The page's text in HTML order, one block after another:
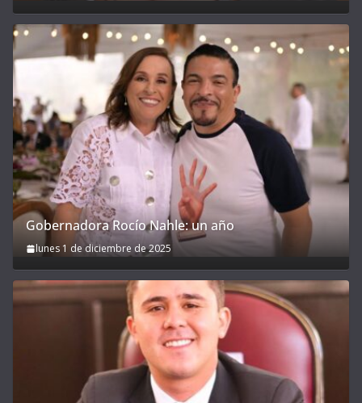
Gobernadora Rocío Nahle: un año
lunes 1 de diciembre de 2025